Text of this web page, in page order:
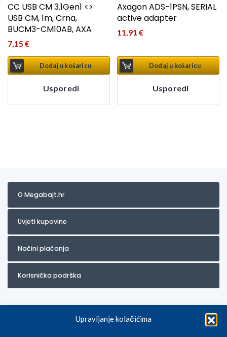
Upravljanje kolačićima
CC USB CM 3.1Gen1 <>
USB CM, 1m, Crna,
BUCM3-CM10AB, AXA
7,15 €
Dodaj u košaricu
Usporedi
Axagon ADS-1PSN, SERIAL
active adapter
11,91€
Dodaj u košaricu
Usporedi
O Megabajt.hr
Uvjeti kupovine
Načini plaćanja
Korisnička podrška